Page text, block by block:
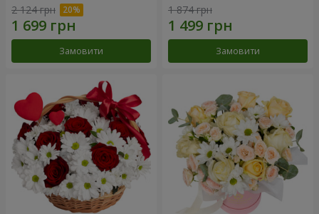
2 124 грн
Замовити
1 874 грн
Замовити